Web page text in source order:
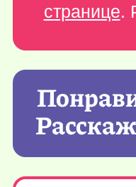
странице.